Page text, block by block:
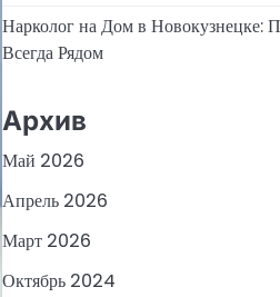
Нарколог на Дом в Новокузнецке:
Всегда Рядом
Архив
Май 2026
Апрель 2026
Март 2026
Октябрь 2024